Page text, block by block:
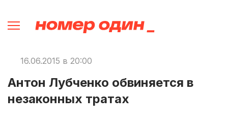
16.06.2015 в 20:00
Антон Лубченко обвиняется в
незаконных тратах